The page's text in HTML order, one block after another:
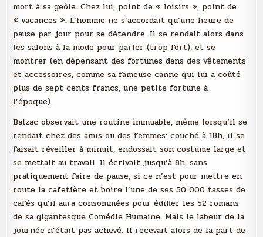
mort à sa geôle. Chez lui, point de « loisirs », point de
« vacances ». L’homme ne s’accordait qu’une heure de
pause par jour pour se détendre. Il se rendait alors dans
les salons à la mode pour parler (trop fort), et se
montrer (en dépensant des fortunes dans des vêtements
et accessoires, comme sa fameuse canne qui lui a coûté
plus de sept cents francs, une petite fortune à
l’époque).
Balzac observait une routine immuable, même lorsqu’il se
rendait chez des amis ou des femmes: couché à 18h, il se
faisait réveiller à minuit, endossait son costume large et
se mettait au travail. Il écrivait jusqu’à 8h, sans
pratiquement faire de pause, si ce n’est pour mettre en
route la cafetière et boire l’une de ses 50 000 tasses de
cafés qu’il aura consommées pour édifier les 52 romans
de sa gigantesque Comédie Humaine. Mais le labeur de la
journée n’était pas achevé. Il recevait alors de la part de